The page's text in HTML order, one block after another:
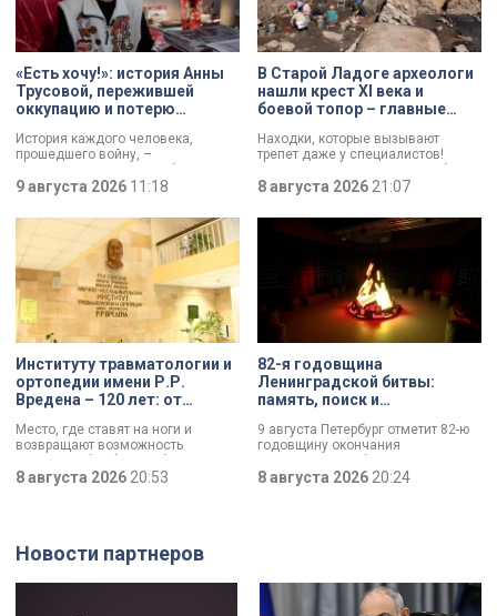
«Есть хочу!»: история Анны
Трусовой, пережившей
оккупацию и потерю
История каждого человека,
прошедшего войну, –
напоминание о цене победы.
Сколько испытаний выпало на
долю блокадников, тружеников
тыла, солдат, женщин и, конечно
же, детей. Три года скитаний,
потеря близких, голод – в 12 лет
она осталась совершенно одна. О
судьбе Анны Трусовой,
пережившей оккупацию
Павловска и потерю близких.
9 августа 2026 11:18
В Старой Ладоге археологи
нашли крест XI века и
боевой топор – главные
Находки, которые вызывают
трепет даже у специалистов!
Нательный крест возрастом более
тысячи лет и боевой топор – вот
главные трофеи археологической
экспедиции в Старой Ладоге в
8 августа 2026 21:07
Институту травматологии и
ортопедии имени Р.Р.
Вредена – 120 лет: от
до передового
медицинского центра
Место, где ставят на ноги и
возвращают возможность
двигаться без боли. Юбилей
отмечает Институт травматологии
и ортопедии имени Р.Р. Вредена.
8 августа 2026 20:53
82-я годовщина
Ленинградской битвы:
память, поиск и
9 августа Петербург отметит 82-ю
годовщину окончания
Ленинградской битвы. Это День
воинской славы, который был
официально установлен в апреле
8 августа 2026 20:24
Новости партнеров